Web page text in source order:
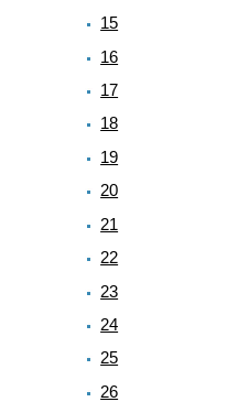
15
16
17
18
19
20
21
22
23
24
25
26